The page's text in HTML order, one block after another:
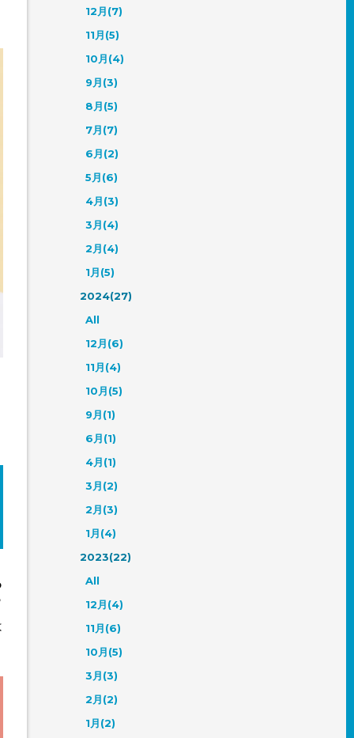
12月(7)
11月(5)
10月(4)
9月(3)
8月(5)
7月(7)
6月(2)
5月(6)
4月(3)
3月(4)
2月(4)
1月(5)
2024(27)
All
12月(6)
11月(4)
10月(5)
9月(1)
6月(1)
4月(1)
3月(2)
2月(3)
1月(4)
2023(22)
All
12月(4)
11月(6)
10月(5)
3月(3)
2月(2)
1月(2)